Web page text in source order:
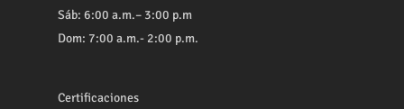
Sáb: 6:00 a.m.– 3:00 p.m
Dom: 7:00 a.m.- 2:00 p.m.
Certificaciones